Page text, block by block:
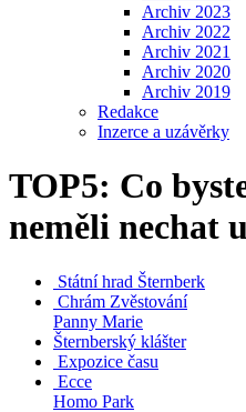
Archiv 2023
Archiv 2022
Archiv 2021
Archiv 2020
Archiv 2019
Redakce
Inzerce a uzávěrky
TOP5: Co
neměli nechat
Státní hrad Šternberk
Chrám Zvěstování
Panny Marie
Šternberský klášter
Expozice času
Ecce
Homo Park